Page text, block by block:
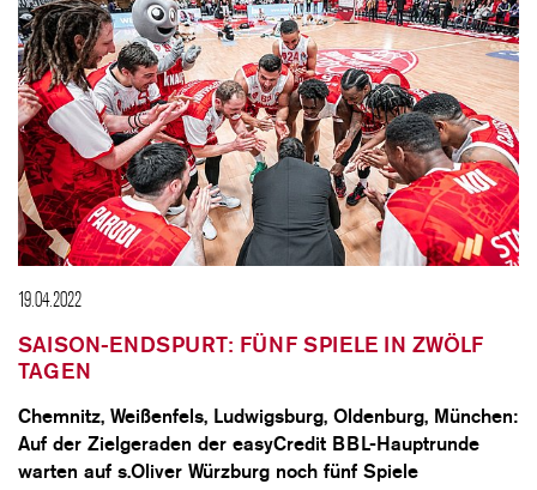
19.04.2022
SAISON-ENDSPURT: FÜNF SPIELE IN ZWÖLF
TAGEN
Chemnitz, Weißenfels, Ludwigsburg, Oldenburg, München:
Auf der Zielgeraden der easyCredit BBL-Hauptrunde
warten auf s.Oliver Würzburg noch fünf Spiele